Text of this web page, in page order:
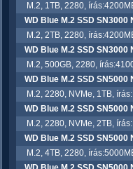
M.2, 1TB, 2280,
WD Blue M.2 SSD SN3000
M.2, 2TB, 2280,
WD Blue M.2 SSD SN3000
M.2, 500GB, 2280,
WD Blue M.2 SSD SN5000
M.2, 2280, NVMe, 1TB,
WD Blue M.2 SSD SN5000
M.2, 2280, NVMe, 2TB,
WD Blue M.2 SSD SN5000
M.2, 4TB, 2280,